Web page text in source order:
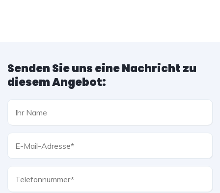
Senden Sie uns eine Nachricht zu
diesem Angebot: